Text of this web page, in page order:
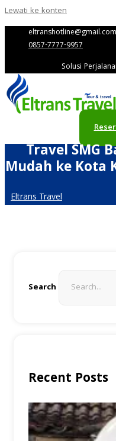
Lewati ke konten
eltranshotline@gmail.com
0857-7777-9957
Solusi
Travel SMG
Mudah ke Kota
Eltrans Travel
Search
Recent Posts